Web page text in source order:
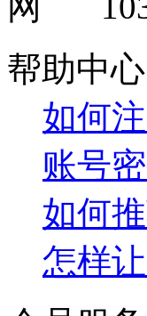
帮助中心
如何
账号
如何
怎样